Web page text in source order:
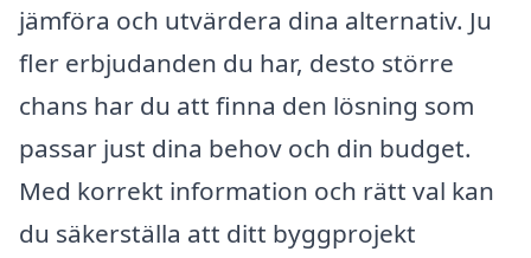
jämföra och utvärdera dina alternativ. Ju
fler erbjudanden du har, desto större
chans har du att finna den lösning som
passar just dina behov och din budget.
Med korrekt information och rätt val kan
du säkerställa att ditt byggprojekt